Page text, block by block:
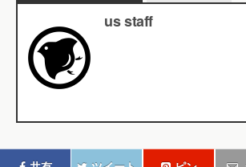
us staff